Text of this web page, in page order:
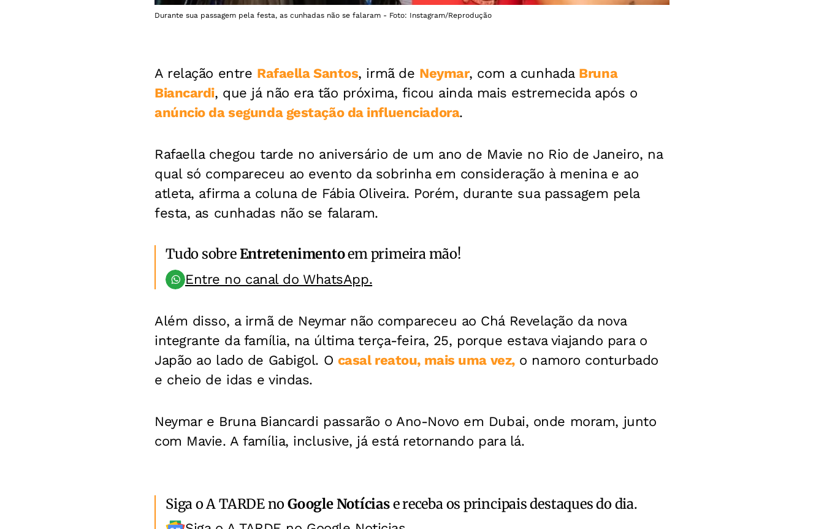
Durante sua passagem pela festa, as cunhadas não se falaram - Foto: Instagram/Reprodução
A relação entre Rafaella Santos, irmã de Neymar, com a cunhada Bruna
Biancardi, que já não era tão próxima, ficou ainda mais estremecida após o
anúncio da segunda gestação da influenciadora.
Rafaella chegou tarde no aniversário de um ano de Mavie no Rio de Janeiro, na
qual só compareceu ao evento da sobrinha em consideração à menina e ao
atleta, afirma a coluna de Fábia Oliveira. Porém, durante sua passagem pela
festa, as cunhadas não se falaram.
Tudo sobreEntretenimentoem primeira mão!
Entre no canal do WhatsApp.
Além disso, a irmã de Neymar não compareceu ao Chá Revelação da nova
integrante da família, na última terça-feira, 25, porque estava viajando para o
Japão ao lado de Gabigol. O casal reatou, mais uma vez,o namoro conturbado
e cheio de idas e vindas.
Neymar e Bruna Biancardi passarão o Ano-Novo em Dubai, onde moram, junto
com Mavie. A família, inclusive, já está retornando para lá.
Siga o A TARDE noGoogle Notíciase receba os principais destaques do dia.